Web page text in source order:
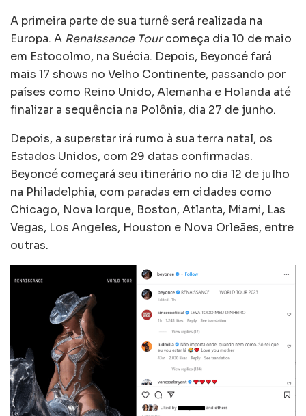
A primeira parte de sua turnê será realizada na
Europa. A Renaissance Tourcomeça dia 10 de maio
em Estocolmo, na Suécia. Depois, Beyoncé fará
mais 17 shows no Velho Continente, passando por
países como Reino Unido, Alemanha e Holanda até
finalizar a sequência na Polônia, dia 27 de junho.
Depois, a superstar irá rumo à sua terra natal, os
Estados Unidos, com 29 datas confirmadas.
Beyoncé começará seu itinerário no dia 12 de julho
na Philadelphia, com paradas em cidades como
Chicago, Nova Iorque, Boston, Atlanta, Miami, Las
Vegas, Los Angeles, Houston e Nova Orleães, entre
outras.